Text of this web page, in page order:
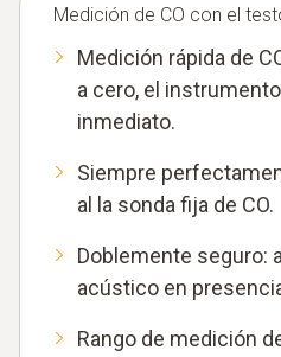
Medición de CO con el
Medición rápida de
a cero, el
inmediato.
Siempre
al la sonda fija de CO.
Doblemente seguro:
acústico en
Rango de medición